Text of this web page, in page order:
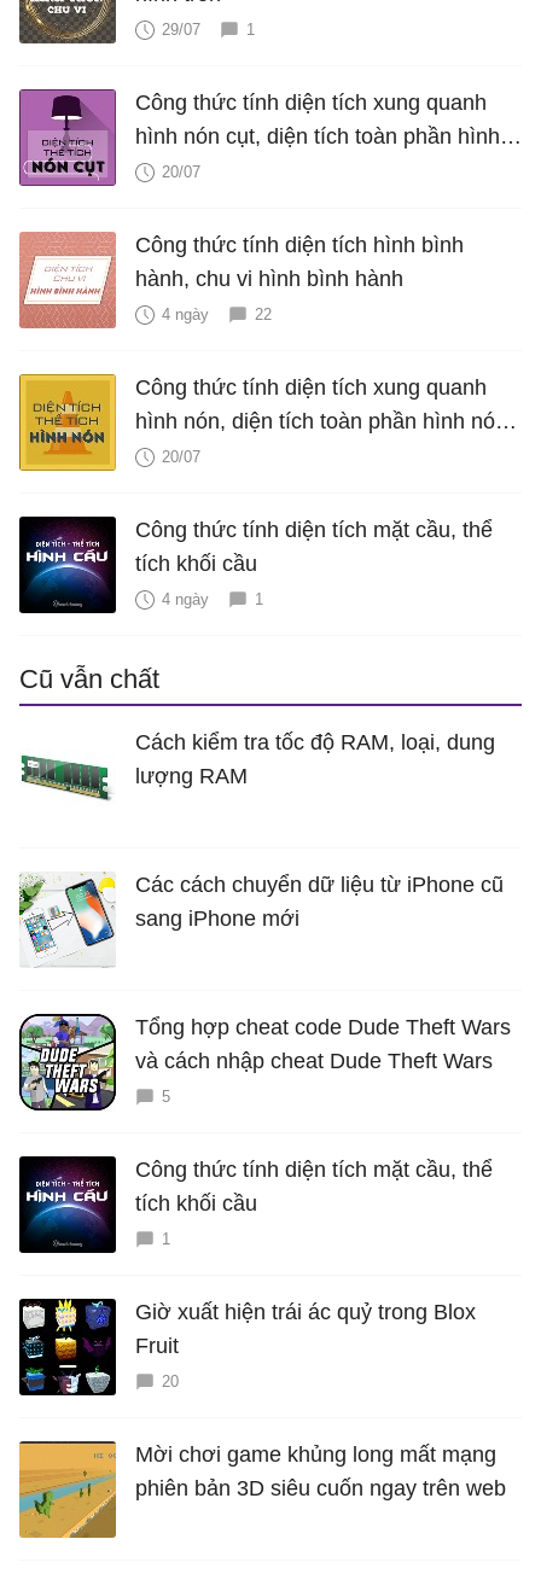
29/07 1
Công thức tính diện tích xung quanh
hình nón cụt, diện tích toàn phần hình
nón cụt, thể tích hình nón cụt
20/07
Công thức tính diện tích hình bình
hành, chu vi hình bình hành
4 ngày 22
Công thức tính diện tích xung quanh
hình nón, diện tích toàn phần hình nón,
thể tích hình nón, V nón
20/07
Công thức tính diện tích mặt cầu, thể
tích khối cầu
4 ngày 1
Cũ vẫn chất
Cách kiểm tra tốc độ RAM, loại, dung
lượng RAM
Các cách chuyển dữ liệu từ iPhone cũ
sang iPhone mới
Tổng hợp cheat code Dude Theft Wars
và cách nhập cheat Dude Theft Wars
5
Công thức tính diện tích mặt cầu, thể
tích khối cầu
1
Giờ xuất hiện trái ác quỷ trong Blox
Fruit
20
Mời chơi game khủng long mất mạng
phiên bản 3D siêu cuốn ngay trên web